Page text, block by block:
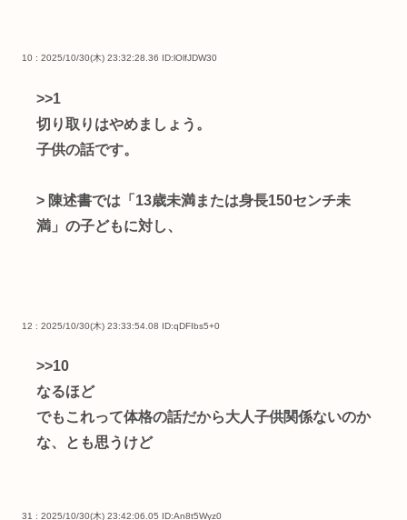
10 : 2025/10/30(木) 23:32:28.36 ID:lOlfJDW30
>>1
切り取りはやめましょう。
子供の話です。
> 陳述書では「13歳未満または身長150センチ未
満」の子どもに対し、
12 : 2025/10/30(木) 23:33:54.08 ID:qDFIbs5+0
>>10
なるほど
でもこれって体格の話だから大人子供関係ないのか
な、とも思うけど
31 : 2025/10/30(木) 23:42:06.05 ID:An8t5Wyz0